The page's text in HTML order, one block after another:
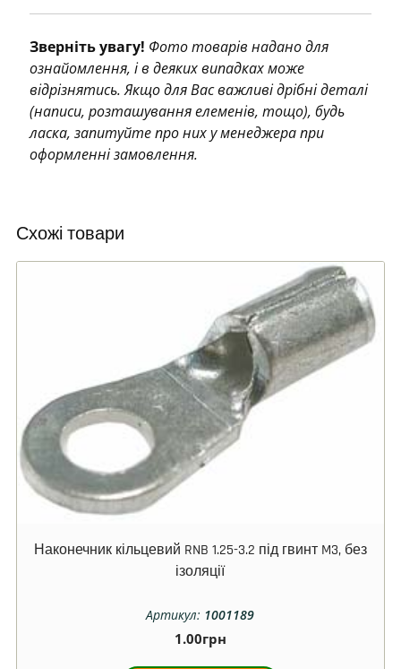
Зверніть увагу! Фото товарів надано для
ознайомлення, і в деяких випадках може
відрізнятись. Якщо для Вас важливі дрібні деталі
(написи, розташування елеменів, тощо), будь
ласка, запитуйте про них у менеджера при
оформленні замовлення.
Схожі товари
Наконечник кільцевий RNB 1.25-3.2 під гвинт M3, без
ізоляції
Артикул: 1001189
1.00грн